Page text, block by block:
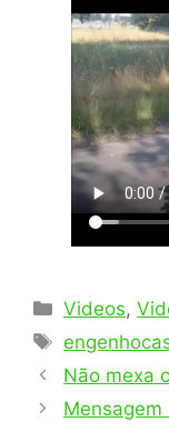
Categorias
Videos,
Tags
Não mexa
Mensagem